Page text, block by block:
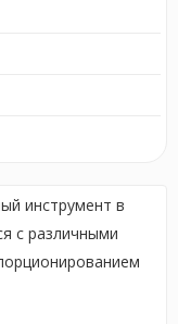
инструмент в
с различными